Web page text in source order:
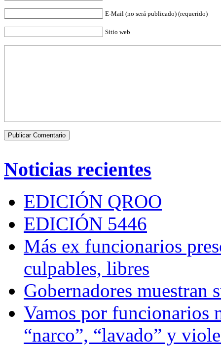
E-Mail (no será publicado) (requerido)
Sitio web
Noticias recientes
EDICIÓN QROO
EDICIÓN 5446
Más ex funcionarios
culpables, libres
Gobernadores muestran
Vamos por funcionarios
“narco”, “lavado” y